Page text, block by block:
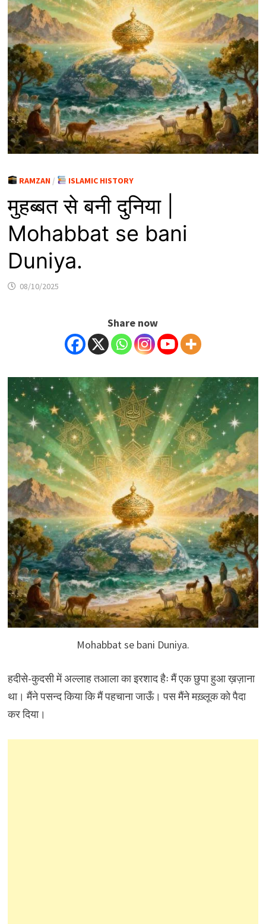
RAMZAN/ ISLAMIC HISTORY
मुहब्बत से बनी दुनिया |
Mohabbat se bani
Duniya.
08/10/2025
Share now
Mohabbat se bani Duniya.
हदीसे-कुदसी में अल्लाह तआला का इरशाद हैः मैं एक छुपा हुआ ख़ज़ाना
था। मैंने पसन्द किया कि मैं पहचाना जाऊँ। पस मैंने मख़्लूक को पैदा
कर दिया।